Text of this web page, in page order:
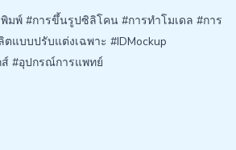
มพ์ #การขึ้นรูปซิลิโคน #การทำโมเดล #การ
แบบปรับแต่งเฉพาะ #IDMockup
#อุปกรณ์การแพทย์